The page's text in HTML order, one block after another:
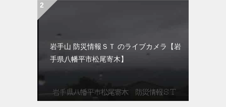
岩手山 防災情報ＳＴ のライブカメラ【岩
手県八幡平市松尾寄木】